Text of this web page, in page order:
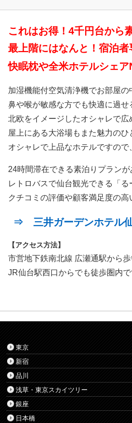
これはお得！4千円台から
最上階にはなんと！宿泊者
快眠枕や全米ホテルシェ
加湿機能付空気清浄機でお部屋の
鼻や喉が敏感な方でも快適に過せ
北欧をイメージしたオシャレで広
屋上にある大浴場もまた魅力のひ
オシャレで上品なホテルですので
24時間滞在できる素泊りプラン
レトロバスで仙台観光できる「
クチコミの評価や顧客満足度の高
⇒ 三井ガーデンホテル
【アクセス方法】
市営地下鉄南北線 広瀬通駅から
JR仙台駅西口からでも徒歩圏内で
東京
新宿
品川
浅草・東京スカイツリー
銀座
日本橋